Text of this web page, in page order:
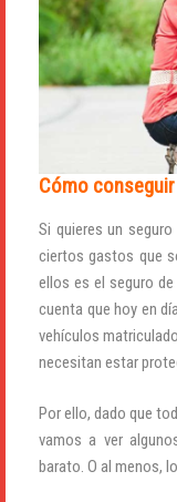
Cómo
Si quieres un
ciertos gastos que
ellos es el seguro
cuenta que hoy en
vehículos
necesitan estar
Por ello, dado que
vamos a ver
barato. O al menos,